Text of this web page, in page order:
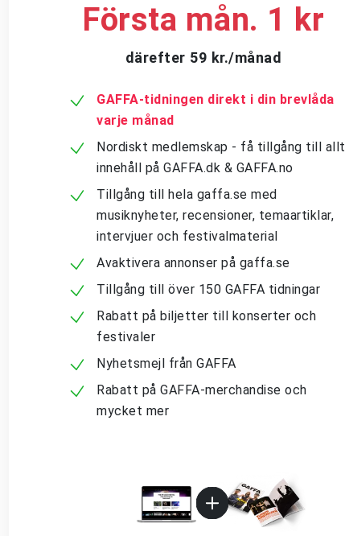
Första mån. 1 kr
därefter 59 kr./månad
GAFFA-tidningen direkt i din brevlåda
varje månad
Nordiskt medlemskap - få tillgång till allt
innehåll på GAFFA.dk & GAFFA.no
Tillgång till hela gaffa.se med
musiknyheter, recensioner, temaartiklar,
intervjuer och festivalmaterial
Avaktivera annonser på gaffa.se
Tillgång till över 150 GAFFA tidningar
Rabatt på biljetter till konserter och
festivaler
Nyhetsmejl från GAFFA
Rabatt på GAFFA-merchandise och
mycket mer